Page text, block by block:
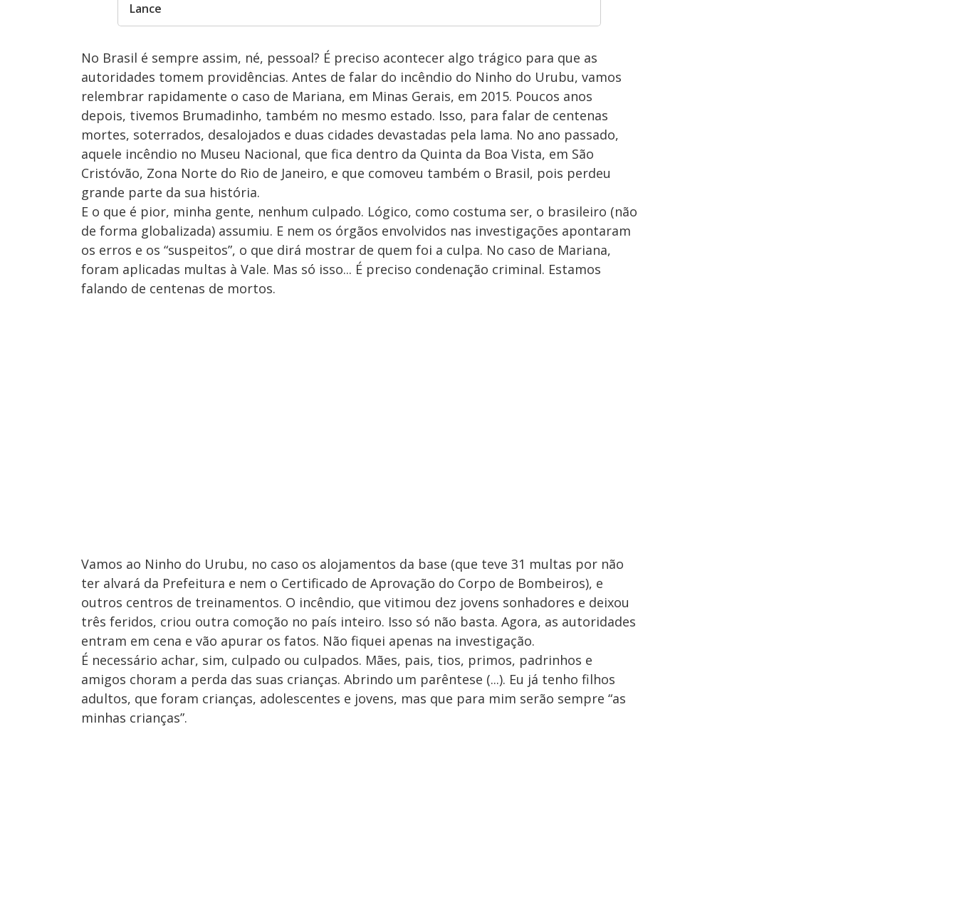
Lance
No Brasil é sempre assim, né, pessoal? É preciso acontecer algo trágico para que as
autoridades tomem providências. Antes de falar do incêndio do Ninho do Urubu, vamos
relembrar rapidamente o caso de Mariana, em Minas Gerais, em 2015. Poucos anos
depois, tivemos Brumadinho, também no mesmo estado. Isso, para falar de centenas
mortes, soterrados, desalojados e duas cidades devastadas pela lama. No ano passado,
aquele incêndio no Museu Nacional, que fica dentro da Quinta da Boa Vista, em São
Cristóvão, Zona Norte do Rio de Janeiro, e que comoveu também o Brasil, pois perdeu
grande parte da sua história.
E o que é pior, minha gente, nenhum culpado. Lógico, como costuma ser, o brasileiro (não
de forma globalizada) assumiu. E nem os órgãos envolvidos nas investigações apontaram
os erros e os “suspeitos”, o que dirá mostrar de quem foi a culpa. No caso de Mariana,
foram aplicadas multas à Vale. Mas só isso... É preciso condenação criminal. Estamos
falando de centenas de mortos.
Vamos ao Ninho do Urubu, no caso os alojamentos da base (que teve 31 multas por não
ter alvará da Prefeitura e nem o Certificado de Aprovação do Corpo de Bombeiros), e
outros centros de treinamentos. O incêndio, que vitimou dez jovens sonhadores e deixou
três feridos, criou outra comoção no país inteiro. Isso só não basta. Agora, as autoridades
entram em cena e vão apurar os fatos. Não fiquei apenas na investigação.
É necessário achar, sim, culpado ou culpados. Mães, pais, tios, primos, padrinhos e
amigos choram a perda das suas crianças. Abrindo um parêntese (...). Eu já tenho filhos
adultos, que foram crianças, adolescentes e jovens, mas que para mim serão sempre “as
minhas crianças”.